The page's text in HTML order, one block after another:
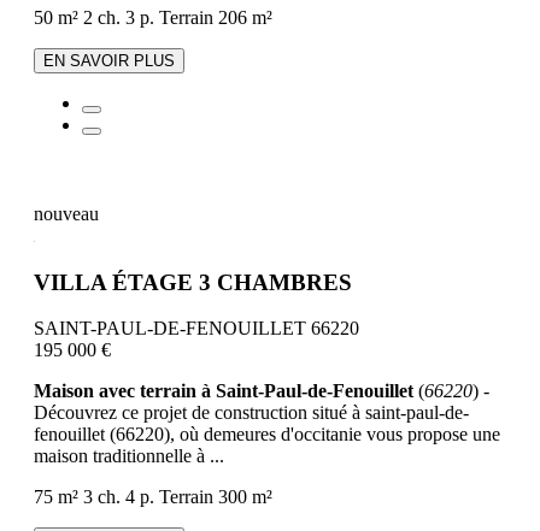
50 m² 2 ch. 3 p. Terrain 206 m²
EN SAVOIR PLUS
nouveau
VILLA ÉTAGE 3 CHAMBRES
SAINT-PAUL-DE-FENOUILLET 66220
195 000 €
Maison avec terrain à Saint-Paul-de-Fenouillet (66220) -
Découvrez ce projet de construction situé à saint-paul-de-
fenouillet (66220), où demeures d'occitanie vous propose une
maison traditionnelle à ...
75 m² 3 ch. 4 p. Terrain 300 m²